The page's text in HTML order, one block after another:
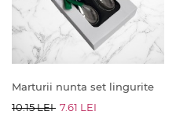
Marturii nunta set lingurite
10.15 LEI 7.61 LEI